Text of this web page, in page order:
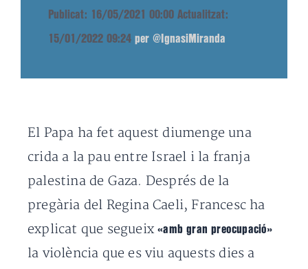
Publicat: 16/05/2021 00:00 Actualitzat:
15/01/2022 09:24 per @IgnasiMiranda
El Papa ha fet aquest diumenge una
crida a la pau entre Israel i la franja
palestina de Gaza. Després de la
pregària del Regina Caeli, Francesc ha
explicat que segueix «amb gran preocupació»
la violència que es viu aquests dies a